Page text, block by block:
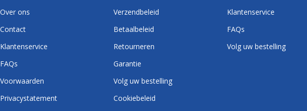
Over ons
Contact
Klantenservice
FAQs
Voorwaarden
Privacystatement
Verzendbeleid
Betaalbeleid
Retourneren
Garantie
Volg uw bestelling
Cookiebeleid
Klantenservice
FAQs
Volg uw bestelling